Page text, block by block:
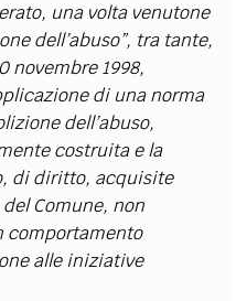
una volta venutone
dell’abuso”, tra tante,
novembre 1998,
di una norma
dell’abuso,
costruita e la
di diritto, acquisite
Comune, non
comportamento
alle iniziative